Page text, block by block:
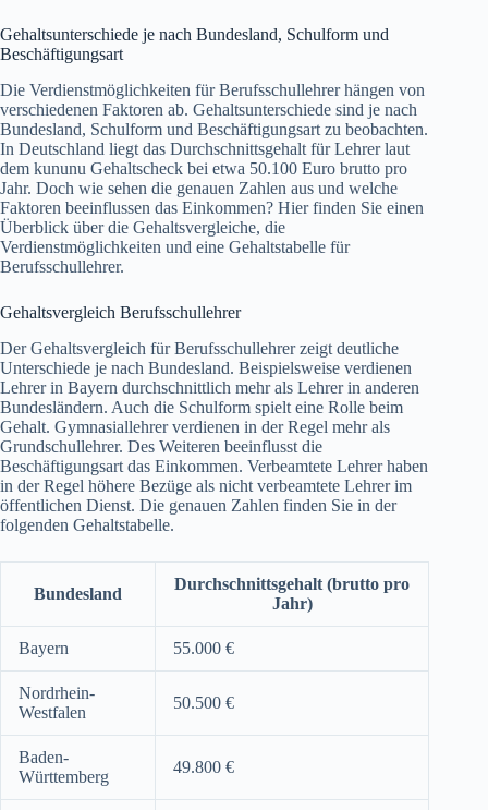
Gehaltsunterschiede je nach Bundesland, Schulform und
Beschäftigungsart
Die Verdienstmöglichkeiten für Berufsschullehrer hängen von
verschiedenen Faktoren ab. Gehaltsunterschiede sind je nach
Bundesland, Schulform und Beschäftigungsart zu beobachten.
In Deutschland liegt das Durchschnittsgehalt für Lehrer laut
dem kununu Gehaltscheck bei etwa 50.100 Euro brutto pro
Jahr. Doch wie sehen die genauen Zahlen aus und welche
Faktoren beeinflussen das Einkommen? Hier finden Sie einen
Überblick über die Gehaltsvergleiche, die
Verdienstmöglichkeiten und eine Gehaltstabelle für
Berufsschullehrer.
Gehaltsvergleich Berufsschullehrer
Der Gehaltsvergleich für Berufsschullehrer zeigt deutliche
Unterschiede je nach Bundesland. Beispielsweise verdienen
Lehrer in Bayern durchschnittlich mehr als Lehrer in anderen
Bundesländern. Auch die Schulform spielt eine Rolle beim
Gehalt. Gymnasiallehrer verdienen in der Regel mehr als
Grundschullehrer. Des Weiteren beeinflusst die
Beschäftigungsart das Einkommen. Verbeamtete Lehrer haben
in der Regel höhere Bezüge als nicht verbeamtete Lehrer im
öffentlichen Dienst. Die genauen Zahlen finden Sie in der
folgenden Gehaltstabelle.
Bundesland
Durchschnittsgehalt (brutto pro
Jahr)
Bayern 55.000 €
Nordrhein-
Westfalen
50.500 €
Baden-
Württemberg
49.800 €